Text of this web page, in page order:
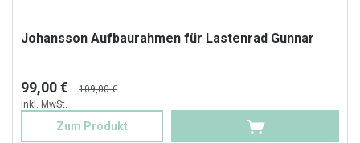
Johansson Aufbaurahmen für Lastenrad Gunnar
99,00 €
109,00 €
inkl. MwSt.
Zum Produkt